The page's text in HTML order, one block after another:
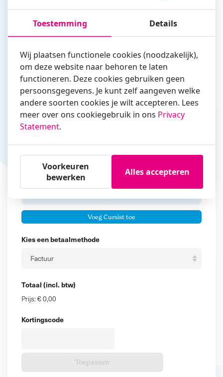
Tussenvoegsel Achternaam
E-mailadres
zakelijk/administratief correspondeert
Is de contactpersoon ook een cursist?
Ja
Nee
Cursisten
Voeg cursisten toe
Tussenvoegsel
Voeg Cursist toe
Kies een betaalmethode
Totaal (incl. btw)
Prijs: € 0,00
Kortingscode
Toestemming Details
Wij plaatsen functionele cookies (noodzakelijk),
om deze website naar behoren te laten
functioneren. Deze cookies gebruiken geen
persoonsgegevens. Je kunt zelf aangeven welke
andere soorten cookies je wilt accepteren. Lees
meer over ons cookiegebruik in ons Privacy
Statement.
Voorkeuren
bewerken
Alles accepteren